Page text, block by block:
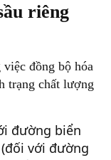
riêng
đồng bộ hóa
trạng chất lượng
đường biển
với đường